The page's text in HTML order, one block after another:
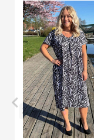
32/34 36/38 40/42
48/50 56/58